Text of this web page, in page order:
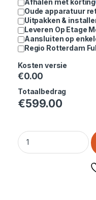
Afhalen met korting
Oude apparatuur
Uitpakken &
Leveren Op Etage
Aansluiten op
Regio Rotterdam
Kosten versie
€0.00
Totaalbedrag
€599.00
Whirlpool WAM